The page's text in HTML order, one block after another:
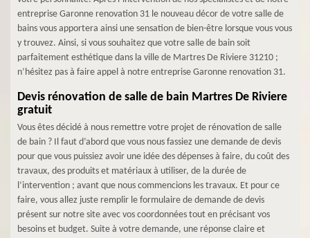
entreprise Garonne renovation 31 le nouveau décor de votre salle de
bains vous apportera ainsi une sensation de bien-être lorsque vous vous
y trouvez. Ainsi, si vous souhaitez que votre salle de bain soit
parfaitement esthétique dans la ville de Martres De Riviere 31210 ;
n’hésitez pas à faire appel à notre entreprise Garonne renovation 31.
Devis rénovation de salle de bain Martres De Riviere
gratuit
Vous êtes décidé à nous remettre votre projet de rénovation de salle
de bain ? Il faut d’abord que vous nous fassiez une demande de devis
pour que vous puissiez avoir une idée des dépenses à faire, du coût des
travaux, des produits et matériaux à utiliser, de la durée de
l’intervention ; avant que nous commencions les travaux. Et pour ce
faire, vous allez juste remplir le formulaire de demande de devis
présent sur notre site avec vos coordonnées tout en précisant vos
besoins et budget. Suite à votre demande, une réponse claire et